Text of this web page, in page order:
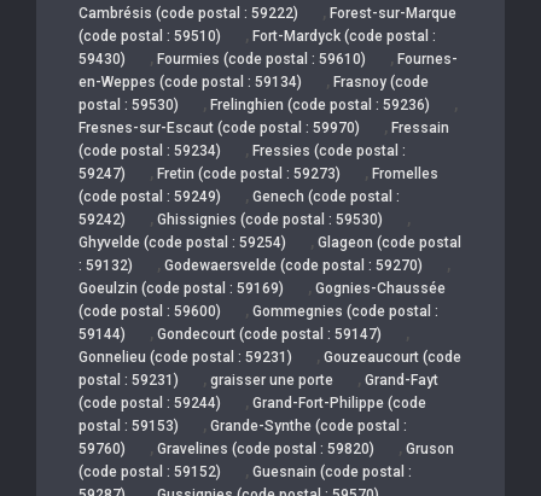
Cambrésis (code postal : 59222)
, Forest-sur-Marque
(code postal : 59510)
, Fort-Mardyck (code postal :
59430)
, Fourmies (code postal : 59610) , Fournes-
en-Weppes (code postal : 59134)
, Frasnoy (code
postal : 59530)
, Frelinghien (code postal : 59236) ,
Fresnes-sur-Escaut (code postal : 59970) , Fressain
(code postal : 59234)
, Fressies (code postal :
59247)
, Fretin (code postal : 59273) , Fromelles
(code postal : 59249)
, Genech (code postal :
59242)
, Ghissignies (code postal : 59530) ,
Ghyvelde (code postal : 59254) , Glageon (code postal
: 59132)
, Godewaersvelde (code postal : 59270) ,
Goeulzin (code postal : 59169) , Gognies-Chaussée
(code postal : 59600)
, Gommegnies (code postal :
59144)
, Gondecourt (code postal : 59147) ,
Gonnelieu (code postal : 59231) , Gouzeaucourt (code
postal : 59231)
, graisser une porte , Grand-Fayt
(code postal : 59244)
, Grand-Fort-Philippe (code
postal : 59153)
, Grande-Synthe (code postal :
59760)
, Gravelines (code postal : 59820) , Gruson
(code postal : 59152)
, Guesnain (code postal :